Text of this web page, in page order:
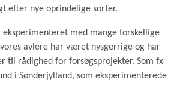
efter nye oprindelige sorter.
eksperimenteret med mange forskellige
avlere har været nysgerrige og har
til rådighed for forsøgsprojekter. Som fx
i Sønderjylland, som eksperimenterede